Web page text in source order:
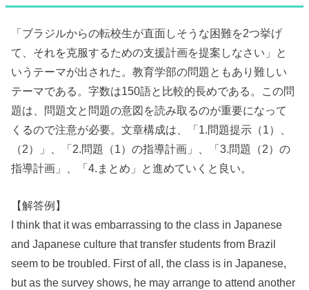
「ブラジルからの転校生が直面しそうな困難を2つ挙げ
て、それを克服するための支援計画を提案しなさい」と
いうテーマが出された。教育学部の問題ともあり難しい
テーマである。字数は150語と比較的長めである。この問
題は、問題文と問題の意図を読み取るのが重要になって
くるので注意が必要。文章構成は、「1.問題提示（1）、
（2）」、「2.問題（1）の指導計画」、「3.問題（2）の
指導計画」、「4.まとめ」と進めていくと良い。
【解答例】
I think that it was embarrassing to the class in Japanese
and Japanese culture that transfer students from Brazil
seem to be troubled. First of all, the class is in Japanese,
but as the survey shows, he may arrange to attend another